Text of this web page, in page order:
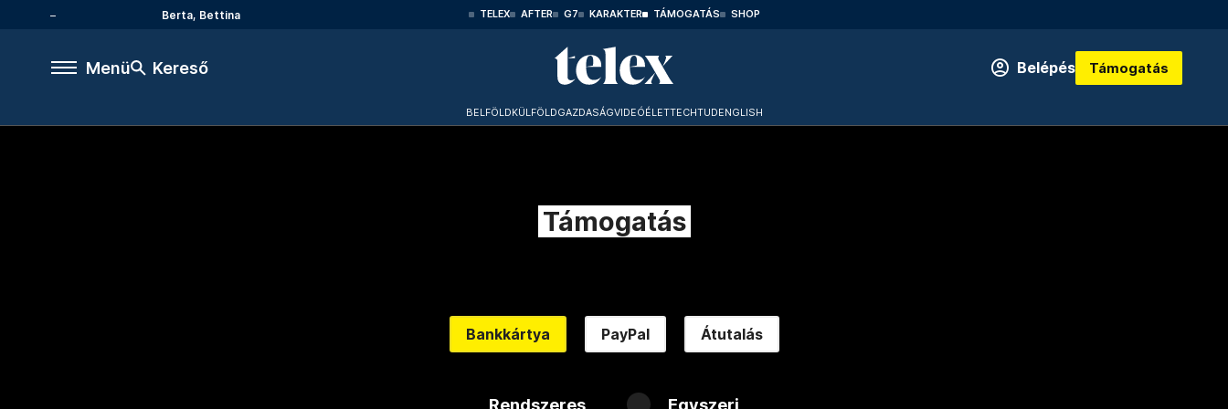
Berta, Bettina TELEX AFTER G7 KARAKTER TÁMOGATÁS SHOP
Menü Kereső Belépés Támogatás
BELFÖLDKÜLFÖLDGAZDASÁGVIDEÓÉLETTECHTUDENGLISH
Támogatás
Bankkártya PayPal Átutalás
Rendszeres Egyszeri